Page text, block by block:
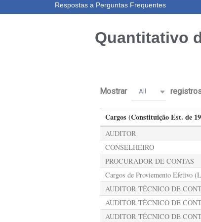
Respostas a Perguntas Frequentes
Quantitativo
Mostrar All
AUDITOR
CONSELHEIRO
PROCURADOR DE CONTAS